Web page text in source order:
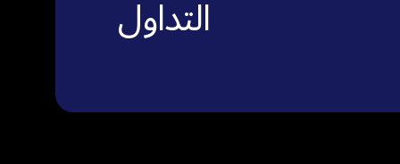
التداول